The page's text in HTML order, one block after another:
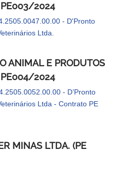
PE003/2024
- D'Pronto
Ltda.
ANIMAL E PRODUTOS
PE004/2024
- D’Pronto
Ltda - Contrato PE
MINAS LTDA. (PE